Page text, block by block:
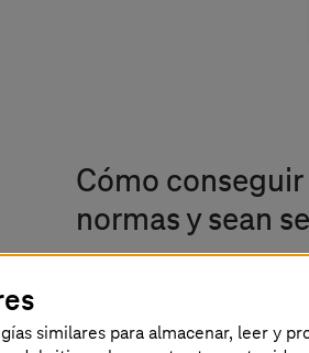
Cómo
normas y sean
ofrece una
servidores, las redes, el
similares para almacenar, leer y